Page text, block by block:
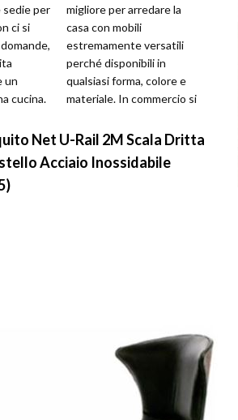
sedie per
ci si
un
cucina.
migliore per arredare la
casa con mobili
estremamente versatili
perché disponibili in
qualsiasi forma, colore e
materiale. In commercio si
modelli di s...
Net U-Rail 2M Scala Dritta
Acciaio Inossidabile